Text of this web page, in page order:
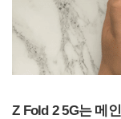
Z Fold 2 5G는 메인